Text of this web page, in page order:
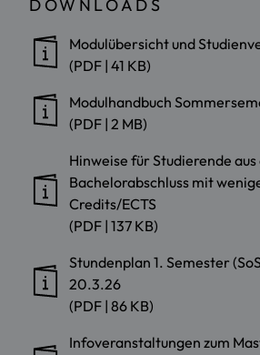
DOWNLOADS
Modulübersicht und
(PDF | 41 KB)
Modulhandbuch
(PDF | 2 MB)
Hinweise für Studierende
Bachelorabschluss mit
Credits/ECTS
(PDF | 137 KB)
Stundenplan 1. Semester
20.3.26
(PDF | 86 KB)
Infoveranstaltungen zum